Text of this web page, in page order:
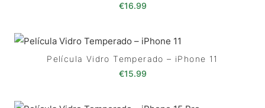
€16.99
Película Vidro Temperado – iPhone 11
€15.99